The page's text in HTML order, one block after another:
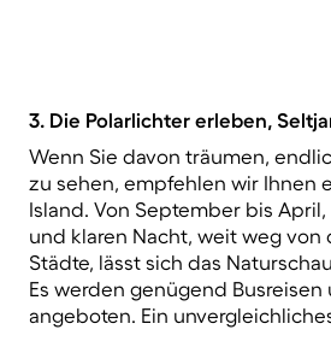
3. Die Polarlichter erleben,
Wenn Sie davon träumen,
zu sehen, empfehlen wir Ihnen
Island. Von September bis
und klaren Nacht, weit weg von
Städte, lässt sich das
Es werden genügend Busreisen
angeboten. Ein